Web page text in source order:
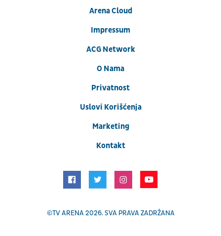
Arena Cloud
Impressum
ACG Network
O Nama
Privatnost
Uslovi Korišćenja
Marketing
Kontakt
©TV ARENA2026. SVA PRAVA ZADRŽANA